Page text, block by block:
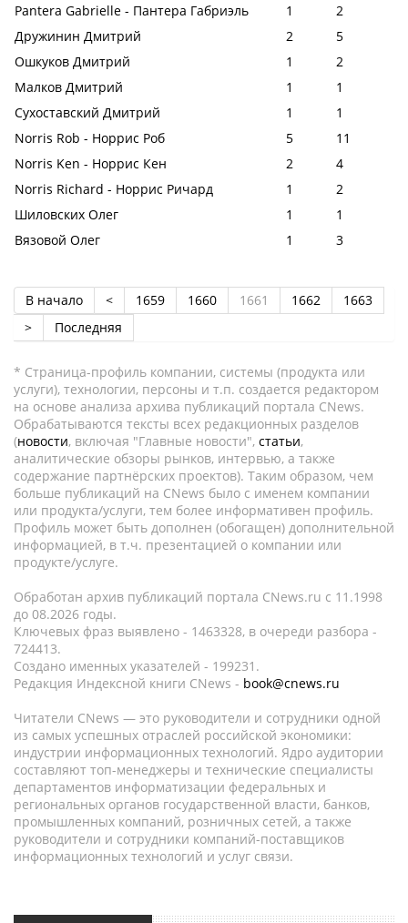
Pantera Gabrielle - Пантера Габриэль
1
2
Дружинин Дмитрий
2
5
Ошкуков Дмитрий
1
2
Малков Дмитрий
1
1
Сухоставский Дмитрий
1
1
Norris Rob - Норрис Роб
5
11
Norris Ken - Норрис Кен
2
4
Norris Richard - Норрис Ричард
1
2
Шиловских Олег
1
1
Вязовой Олег
1 3
В начало < 1659 1660 1661 1662
1663
>
Последняя
* Страница-профиль компании, системы (продукта или
услуги), технологии, персоны и т.п. создается редактором
на основе анализа архива публикаций портала CNews.
Обрабатываются тексты всех редакционных разделов
(новости, включая "Главные новости", статьи,
аналитические обзоры рынков, интервью, а также
содержание партнёрских проектов). Таким образом, чем
больше публикаций на CNews было с именем компании
или продукта/услуги, тем более информативен профиль.
Профиль может быть дополнен (обогащен) дополнительной
информацией, в т.ч. презентацией о компании или
продукте/услуге.
Обработан архив публикаций портала CNews.ru c 11.1998
до 08.2026 годы.
Ключевых фраз выявлено - 1463328, в очереди разбора -
724413.
Создано именных указателей - 199231.
Редакция Индексной книги CNews - book@cnews.ru
Читатели CNews — это руководители и сотрудники одной
из самых успешных отраслей российской экономики:
индустрии информационных технологий. Ядро аудитории
составляют топ-менеджеры и технические специалисты
департаментов информатизации федеральных и
региональных органов государственной власти, банков,
промышленных компаний, розничных сетей, а также
руководители и сотрудники компаний-поставщиков
информационных технологий и услуг связи.